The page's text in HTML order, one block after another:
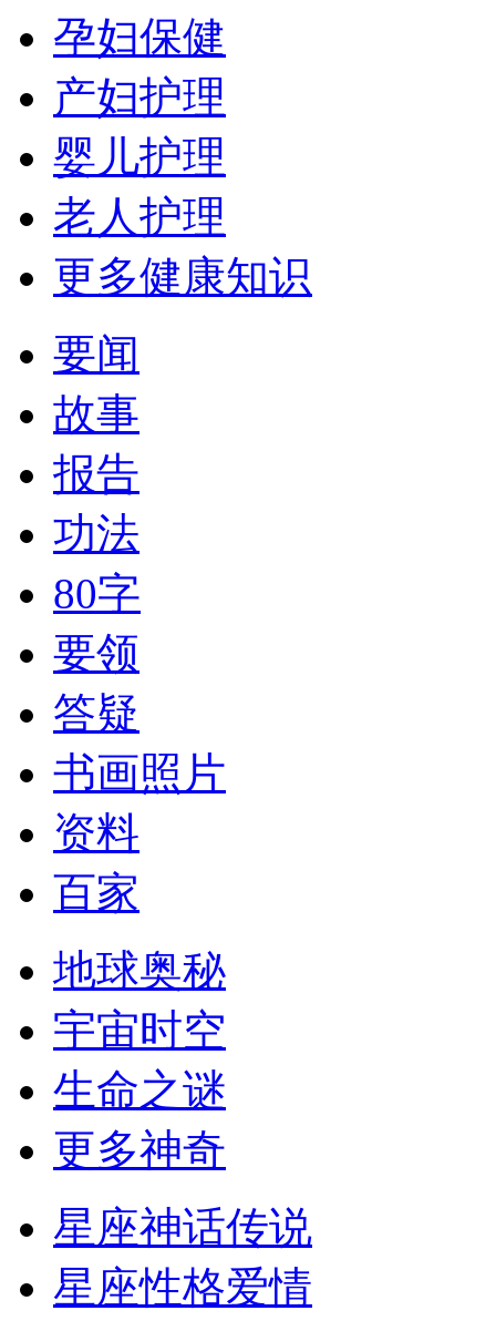
孕妇保健
产妇护理
婴儿护理
老人护理
更多健康知识
要闻
故事
报告
功法
80字
要领
答疑
书画照片
资料
百家
地球奥秘
宇宙时空
生命之谜
更多神奇
星座神话传说
星座性格爱情